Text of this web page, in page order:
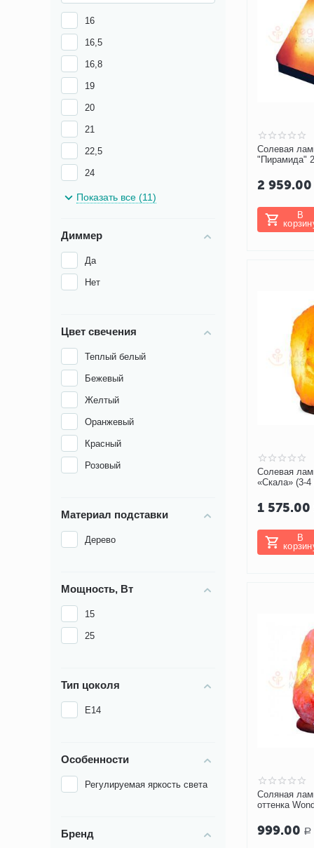
Солевая
"Пирамида"
2 959.00
В
Солевая
«Скала» (3-
1 575.00
В
Соляная
оттенка
999.00 Р
16
16,5
16,8
19
20
21
22,5
24
24,4
28
Показать все (11)
Диммер
Да
Нет
Цвет свечения
Теплый белый
Бежевый
Желтый
Оранжевый
Красный
Розовый
Материал подставки
Дерево
Мощность, Вт
15
25
Тип цоколя
Е14
Особенности
Регулируемая яркость света
Бренд